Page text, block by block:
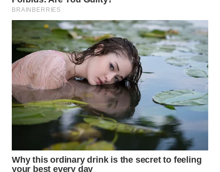
WN
LANGKAT
WN
TAPANULI
SELATAN
WN
TANJUNG
LESUNG
KARO